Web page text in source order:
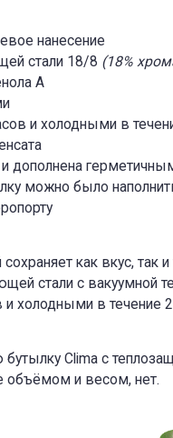
нанесение
стали 18/8 (18%
А
и холодными в
можно было
как вкус, так
стали с вакуумной
холодными в течение
Clima с
объёмом и весом, нет.